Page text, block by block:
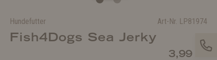
Hundefutter Art-Nr. LP81974
Fish4Dogs Sea Jerky
3,99 €*